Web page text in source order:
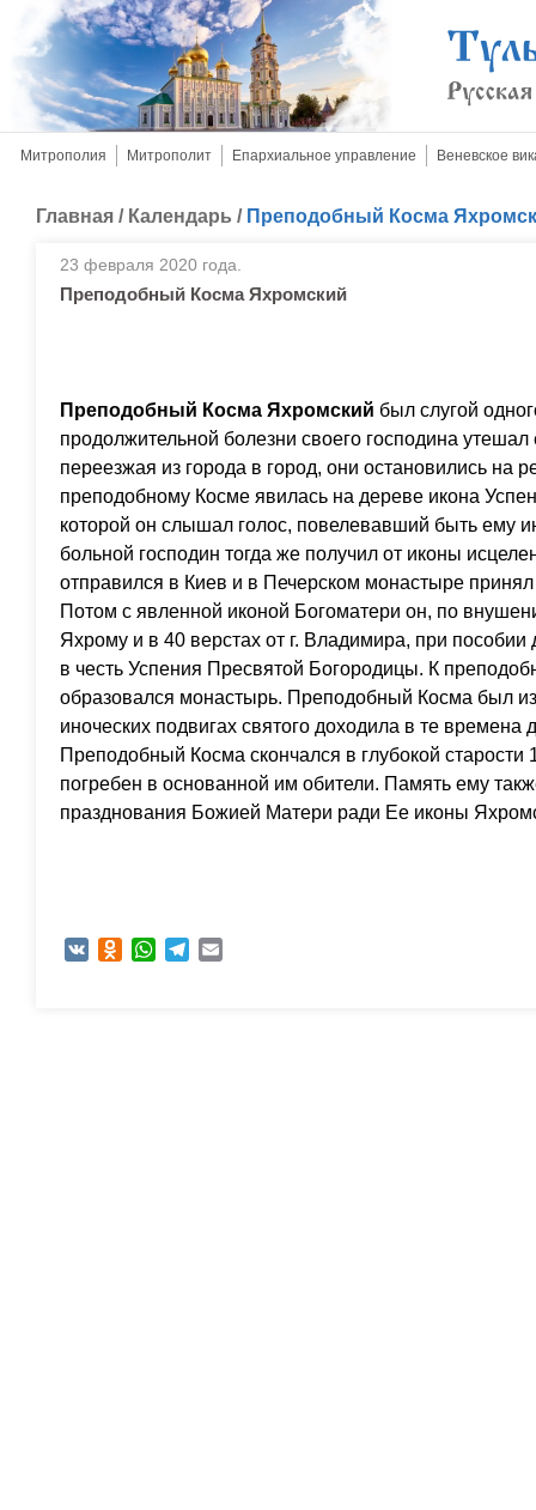
Митрополия Митрополит Епархиальное управление Веневское
Главная / Календарь / Преподобный Косма
23 февраля 2020 года.
Преподобный Косма Яхромский
Преподобный Косма Яхромский был слугой
продолжительной болезни своего господина утешал
переезжая из города в город, они остановились на
преподобному Косме явилась на дереве икона
которой он слышал голос, повелевавший быть ему
больной господин тогда же получил от иконы
отправился в Киев и в Печерском монастыре принял
Потом с явленной иконой Богоматери он, по
Яхрому и в 40 верстах от г. Владимира, при
в честь Успения Пресвятой Богородицы. К
образовался монастырь. Преподобный Косма был
иноческих подвигах святого доходила в те времена
Преподобный Косма скончался в глубокой
погребен в основанной им обители. Память ему
празднования Божией Матери ради Ее иконы
VK Odnoklassniki
WhatsAppTelegram